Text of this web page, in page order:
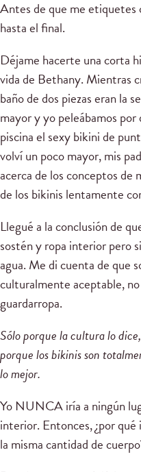
Antes de que me etiquetes
hasta el final.
Déjame hacerte una corta
vida de Bethany. Mientras
baño de dos piezas eran la
mayor y yo peleábamos
piscina el sexy bikini de
volví un poco mayor, mis
acerca de los conceptos de
de los bikinis lentamente
Llegué a la conclusión de
sostén y ropa interior pero
agua. Me di cuenta de que
culturalmente aceptable,
guardarropa.
Sólo porque la cultura lo
porque los bikinisson
lo mejor.
Yo NUNCA iría a ningún
interior. Entonces, ¿por
la misma cantidad de